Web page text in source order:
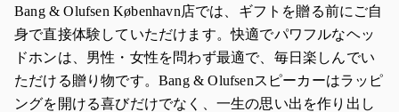
Bang & Olufsen København店では、ギフトを贈る前にご自
身で直接体験していただけます。快適でパワフルなヘッ
ドホンは、男性・女性を問わず最適で、毎日楽しんでい
ただける贈り物です。Bang & Olufsenスピーカーはラッピ
ングを開ける喜びだけでなく、一生の思い出を作り出し